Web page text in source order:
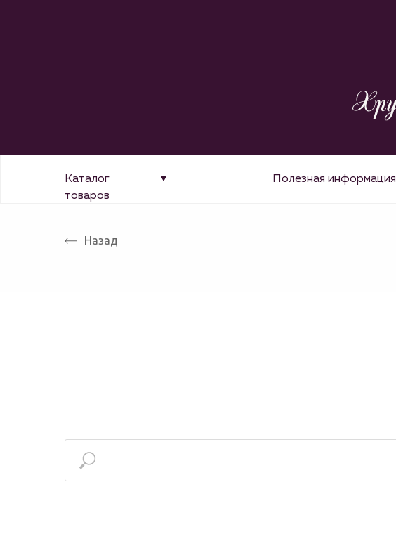
Каталог
товаров
Полезная информация
Назад